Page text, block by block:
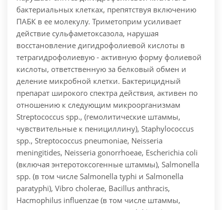
бактериальных клетках, препятствуя включению
ПАБК в ее молекулу. Триметоприм усиливает
действие сульфаметоксазола, нарушая
восстановление дигидрофолиевой кислоты в
тетрагидрофолиевую - активную форму фолиевой
кислоты, ответственную за белковый обмен и
деление микробной клетки. Бактерицидный
препарат широкого спектра действия, активен по
отношению к следующим микроорганизмам
Streptococcus spp., (гемолитические штаммы,
чувствительные к пенициллину), Staphylococcus
spp., Streptococcus pneumoniae, Neisseria
meningitides, Neisseria gonorrhoeae, Escherichia coli
(включая энтеротоксогенные штаммы), Salmonella
spp. (в том числе Salmonella typhi и Salmonella
paratyphi), Vibro cholerae, Bacillus anthracis,
Hacmophilus influenzae (в том числе штаммы,